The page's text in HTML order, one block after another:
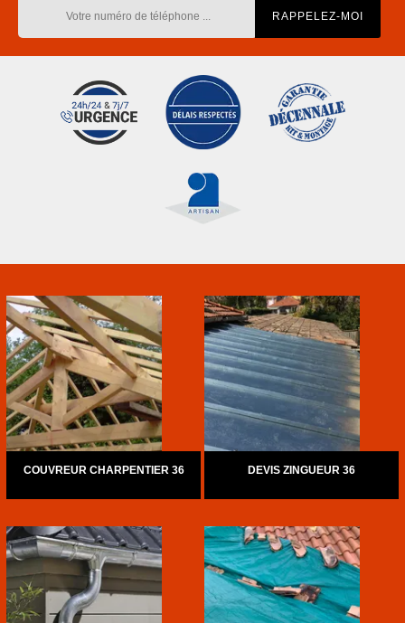
COUVREUR CHARPENTIER 36 DEVIS ZINGUEUR 36